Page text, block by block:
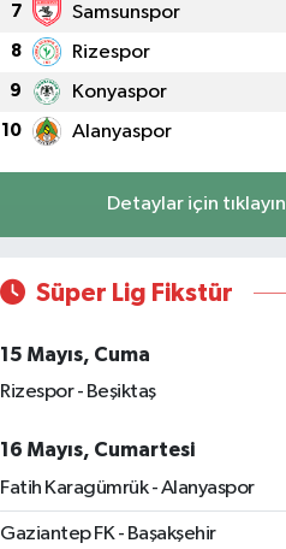
7 Samsunspor
8 Rizespor
9 Konyaspor
10 Alanyaspor
Detaylar için tıklayın
Süper Lig Fikstür
15 Mayıs, Cuma
Rizespor - Beşiktaş
16 Mayıs, Cumartesi
Fatih Karagümrük - Alanyaspor
Gaziantep FK - Başakşehir